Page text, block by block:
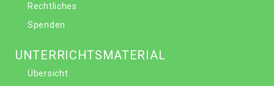
Rechtliches
Spenden
UNTERRICHTSMATERIAL
Übersicht